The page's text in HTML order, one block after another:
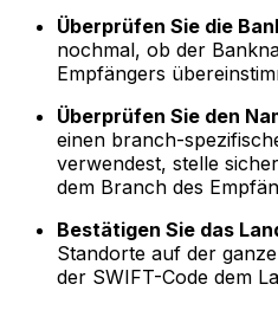
Überprüfen Sie die
nochmal, ob der
Empfängers
Überprüfen Sie den
einen branch-
verwendest, stelle
dem Branch des
Bestätigen Sie das
Standorte auf der
der SWIFT-Code dem